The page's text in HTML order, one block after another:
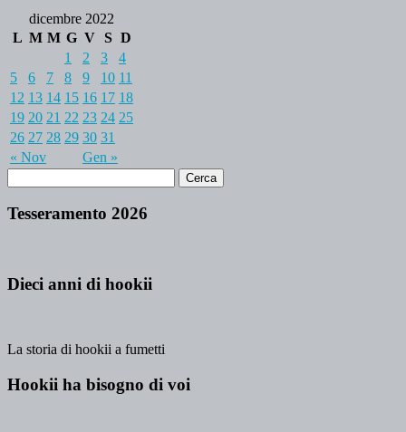
dicembre 2022
L M M G V S D
« Nov Gen »
1 2 3
4
5
6 7 8 9 10 11
12 13 14 15 16 17 18
19 20 21 22 23 24 25
26 27 28 29 30 31
Tesseramento 2026
Dieci anni di hookii
La storia di hookii a fumetti
Hookii ha bisogno di voi